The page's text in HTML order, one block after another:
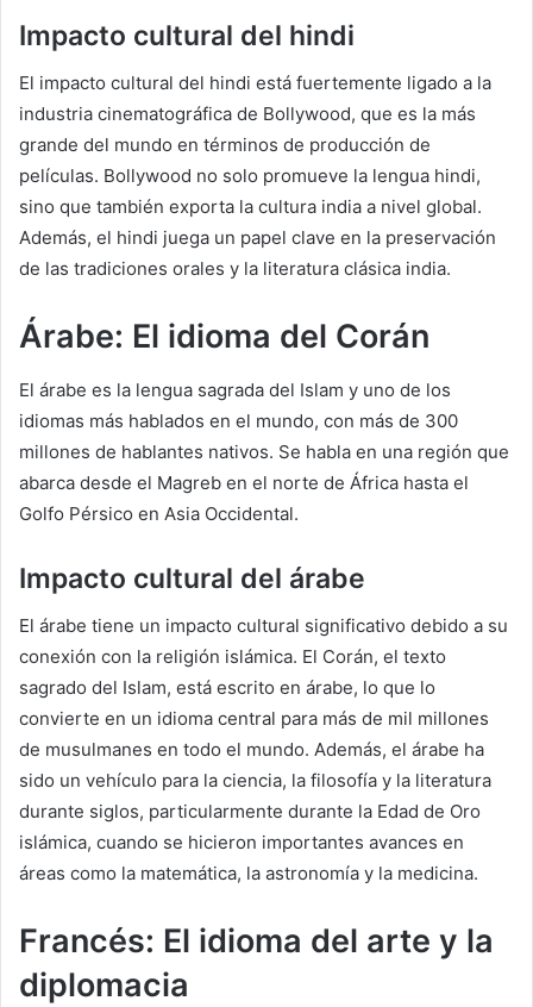
Impacto cultural del hindi
El impacto cultural del hindi está fuertemente ligado a la
industria cinematográfica de Bollywood, que es la más
grande del mundo en términos de producción de
películas. Bollywood no solo promueve la lengua hindi,
sino que también exporta la cultura india a nivel global.
Además, el hindi juega un papel clave en la preservación
de las tradiciones orales y la literatura clásica india.
Árabe: El idioma del Corán
El árabe es la lengua sagrada del Islam y uno de los
idiomas más hablados en el mundo, con más de 300
millones de hablantes nativos. Se habla en una región que
abarca desde el Magreb en el norte de África hasta el
Golfo Pérsico en Asia Occidental.
Impacto cultural del árabe
El árabe tiene un impacto cultural significativo debido a su
conexión con la religión islámica. El Corán, el texto
sagrado del Islam, está escrito en árabe, lo que lo
convierte en un idioma central para más de mil millones
de musulmanes en todo el mundo. Además, el árabe ha
sido un vehículo para la ciencia, la filosofía y la literatura
durante siglos, particularmente durante la Edad de Oro
islámica, cuando se hicieron importantes avances en
áreas como la matemática, la astronomía y la medicina.
Francés: El idioma del arte y la
diplomacia